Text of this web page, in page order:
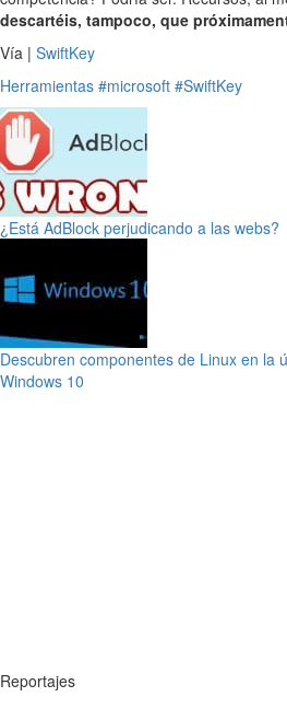
descartéis, tampoco, que
Vía | SwiftKey
Herramientas #microsoft #SwiftKey
¿Está AdBlock perjudicando a las webs?
Descubren componentes de Linux en la
Windows 10
Reportajes